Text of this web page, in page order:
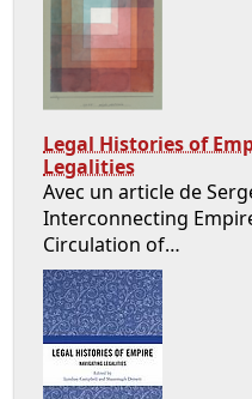
Legal Histories of
Legalities
Avec un article de
Interconnecting
Circulation of…